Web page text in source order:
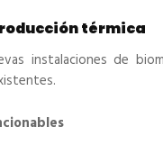
térmica
instalaciones de